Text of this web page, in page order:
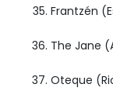
Frantzén
The Jane
Oteque